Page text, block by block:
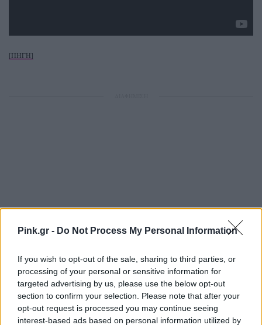
Pink.gr - Do Not Process My Personal Information
If you wish to opt-out of the sale, sharing to third parties, or
processing of your personal or sensitive information for
targeted advertising by us, please use the below opt-out
section to confirm your selection. Please note that after your
opt-out request is processed you may continue seeing
interest-based ads based on personal information utilized by
[ΠΗΓΗ]